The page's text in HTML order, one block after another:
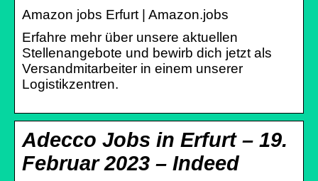
Amazon jobs Erfurt | Amazon.jobs
Erfahre mehr über unsere aktuellen
Stellenangebote und bewirb dich jetzt als
Versandmitarbeiter in einem unserer
Logistikzentren.
Adecco Jobs in Erfurt – 19.
Februar 2023 – Indeed